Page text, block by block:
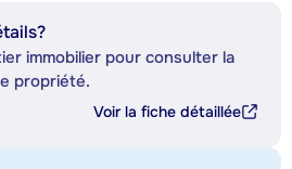
immobilier pour consulter la
propriété.
Voir la fiche détaillée